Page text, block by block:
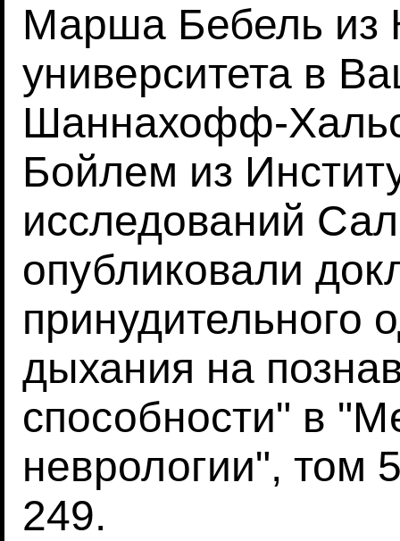
Марша Бебель из
университета в
Шаннахофф-
Бойлем из
исследований
опубликовали
принудительного
дыхания на
способности" в
неврологии", том
249.